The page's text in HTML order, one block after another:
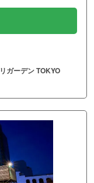
ガーデン TOKYO